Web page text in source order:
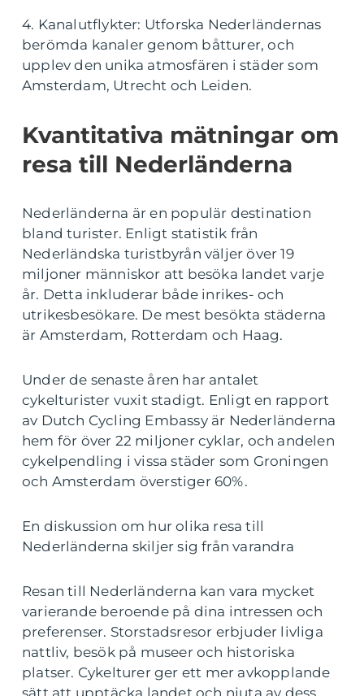
4. Kanalutflykter: Utforska Nederländernas
berömda kanaler genom båtturer, och
upplev den unika atmosfären i städer som
Amsterdam, Utrecht och Leiden.
Kvantitativa mätningar om
resa till Nederländerna
Nederländerna är en populär destination
bland turister. Enligt statistik från
Nederländska turistbyrån väljer över 19
miljoner människor att besöka landet varje
år. Detta inkluderar både inrikes- och
utrikesbesökare. De mest besökta städerna
är Amsterdam, Rotterdam och Haag.
Under de senaste åren har antalet
cykelturister vuxit stadigt. Enligt en rapport
av Dutch Cycling Embassy är Nederländerna
hem för över 22 miljoner cyklar, och andelen
cykelpendling i vissa städer som Groningen
och Amsterdam överstiger 60%.
En diskussion om hur olika resa till
Nederländerna skiljer sig från varandra
Resan till Nederländerna kan vara mycket
varierande beroende på dina intressen och
preferenser. Storstadsresor erbjuder livliga
nattliv, besök på museer och historiska
platser. Cykelturer ger ett mer avkopplande